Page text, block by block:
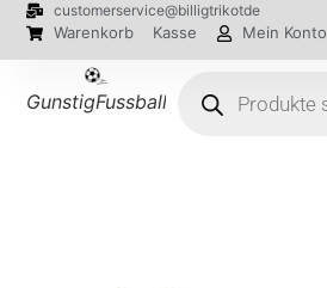
customerservice@billigtrikotde
Warenkorb Kasse Mein Konto
GunstigFussballTrikot